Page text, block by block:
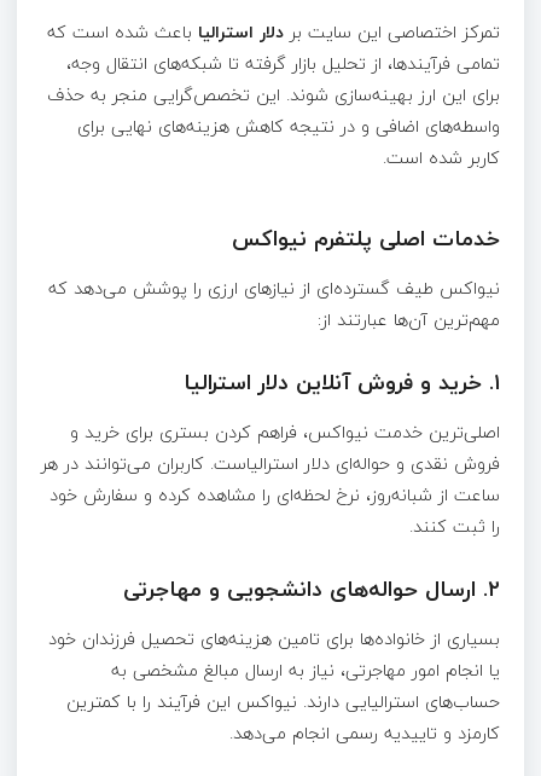
تمرکز اختصاصی این سایت بر دلار استرالیا باعث شده است که
تمامی فرآیندها، از تحلیل بازار گرفته تا شبکه‌های انتقال وجه،
برای این ارز بهینه‌سازی شوند. این تخصص‌گرایی منجر به حذف
واسطه‌های اضافی و در نتیجه کاهش هزینه‌های نهایی برای
کاربر شده است.
خدمات اصلی پلتفرم نیواکس
نیواکس طیف گسترده‌ای از نیازهای ارزی را پوشش می‌دهد که
مهم‌ترین آن‌ها عبارتند از:
۱. خرید و فروش آنلاین دلار استرالیا
اصلی‌ترین خدمت نیواکس، فراهم کردن بستری برای خرید و
فروش نقدی و حواله‌ای دلار استرالیاست. کاربران می‌توانند در هر
ساعت از شبانه‌روز، نرخ لحظه‌ای را مشاهده کرده و سفارش خود
را ثبت کنند.
۲. ارسال حواله‌های دانشجویی و مهاجرتی
بسیاری از خانواده‌ها برای تامین هزینه‌های تحصیل فرزندان خود
یا انجام امور مهاجرتی، نیاز به ارسال مبالغ مشخصی به
حساب‌های استرالیایی دارند. نیواکس این فرآیند را با کمترین
کارمزد و تاییدیه رسمی انجام می‌دهد.